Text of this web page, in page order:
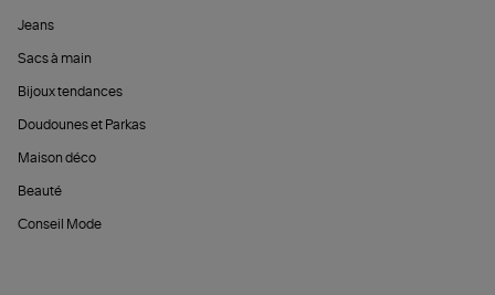
Jeans
Sacs à main
Bijoux tendances
Doudounes et Parkas
Maison déco
Beauté
Conseil Mode